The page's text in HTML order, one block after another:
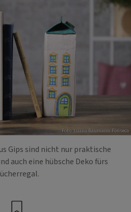
Foto: Luana Baumann-Fonseca
Gips sind nicht nur praktische
auch eine hübsche Deko fürs